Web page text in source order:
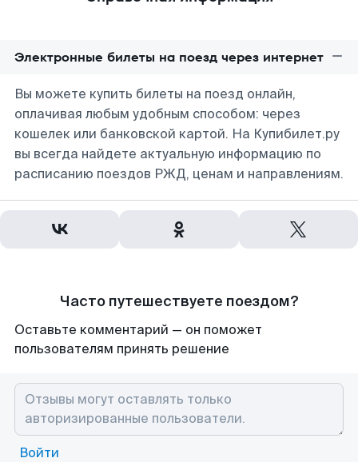
Электронные билеты на поезд через интернет
Вы можете купить билеты на поезд онлайн,
оплачивая любым удобным способом: через
кошелек или банковской картой. На Купибилет.ру
вы всегда найдете актуальную информацию по
расписанию поездов РЖД, ценам и направлениям.
Часто путешествуете поездом?
Оставьте комментарий — он поможет
пользователям принять решение
Войти